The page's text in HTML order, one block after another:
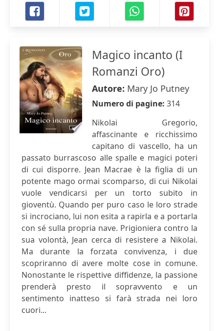
Magico incanto (I
Romanzi Oro)
Autore: Mary Jo Putney
Numero di pagine: 314
Nikolai Gregorio,
affascinante e ricchissimo
capitano di vascello, ha un
passato burrascoso alle spalle e magici poteri
di cui disporre. Jean Macrae è la figlia di un
potente mago ormai scomparso, di cui Nikolai
vuole vendicarsi per un torto subito in
gioventù. Quando per puro caso le loro strade
si incrociano, lui non esita a rapirla e a portarla
con sé sulla propria nave. Prigioniera contro la
sua volontà, Jean cerca di resistere a Nikolai.
Ma durante la forzata convivenza, i due
scopriranno di avere molte cose in comune.
Nonostante le rispettive diffidenze, la passione
prenderà presto il sopravvento e un
sentimento inatteso si farà strada nei loro
cuori...